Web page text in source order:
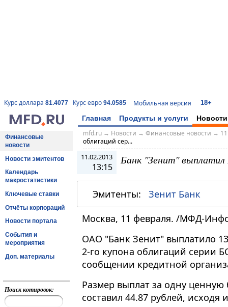
Курс доллара 81.4077 Курс евро 94.0585 Мобильная версия 18+
Главная Продукты и услуги Новости
Финансовые
новости
Новости эмитентов
Календарь
макростатистики
Ключевые ставки
Отчёты корпораций
Новости портала
События и
мероприятия
Доп. материалы
Поиск котировок:
mfd.ru→ Новости → Финансовые новости →
облигаций сер...
11.02.2013
13:15
Банк "Зенит" выплатил
Эмитенты: Зенит Банк
Москва, 11 февраля. /МФД-
ОАО "Банк Зенит" выплатило
2-го купона облигаций серии
сообщении кредитной
Размер выплат за одну
составил 44.87 рублей, исходя